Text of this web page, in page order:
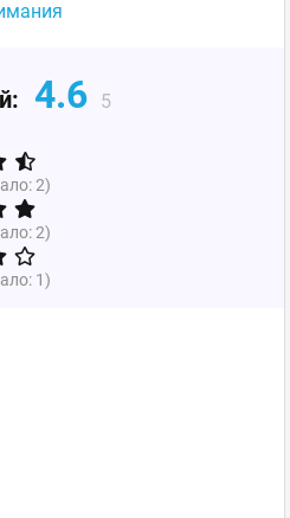
4.6 5
2)
2)
1)